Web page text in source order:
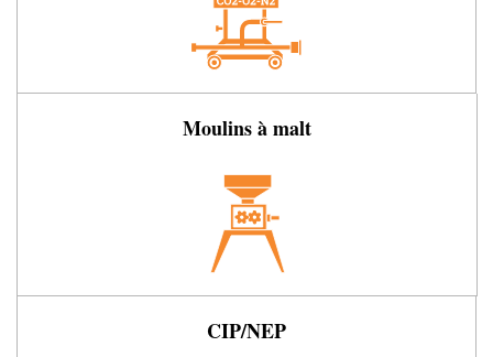
Moulins à malt
CIP/NEP